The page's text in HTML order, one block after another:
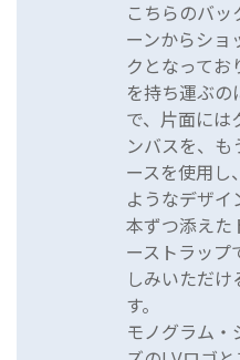
こちらのバ
ーンからショ
クとなってお
を持ち運ぶの
で、片面には
ンバスを、も
ースを使用し
ようなデザイ
本ずつ添えた
ーストラップ
しみいただ
す。
モノグラム・